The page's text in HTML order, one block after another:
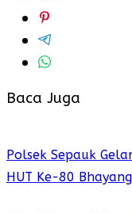
Baca Juga
Polsek Sepauk
HUT Ke-80